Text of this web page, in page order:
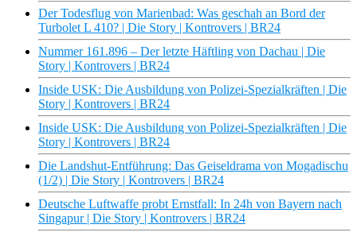
Der Todesflug von Marienbad: Was geschah an Bord der
Turbolet L 410? | Die Story | Kontrovers | BR24
Nummer 161.896 – Der letzte Häftling von Dachau | Die
Story | Kontrovers | BR24
Inside USK: Die Ausbildung von Polizei-Spezialkräften | Die
Story | Kontrovers | BR24
Inside USK: Die Ausbildung von Polizei-Spezialkräften | Die
Story | Kontrovers | BR24
Die Landshut-Entführung: Das Geiseldrama von Mogadischu
(1/2) | Die Story | Kontrovers | BR24
Deutsche Luftwaffe probt Ernstfall: In 24h von Bayern nach
Singapur | Die Story | Kontrovers | BR24